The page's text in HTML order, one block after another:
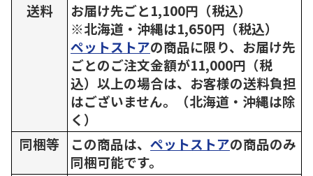
送料
お届け先ごと1,100円（税込）
※北海道・沖縄は1,650円（税込）
ペットストアの商品に限り、お届け先
ごとのご注文金額が11,000円（税
込）以上の場合は、お客様の送料負担
はございません。（北海道・沖縄は除
く）
同梱等
この商品は、 ペットストアの商品のみ
同梱可能です。